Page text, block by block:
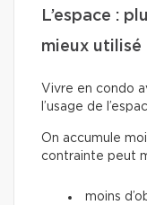
L’espace :
mieux utilisé
Vivre en condo
l’usage de
On accumule
contrainte peut
moins